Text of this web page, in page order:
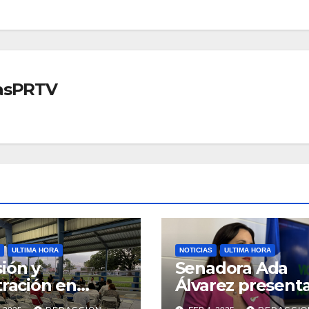
ULTIMA HORA
y
en
sobre
NOTICIAS ULTIMA HORA
Senadora Ada
Álvarez
medidas ante la